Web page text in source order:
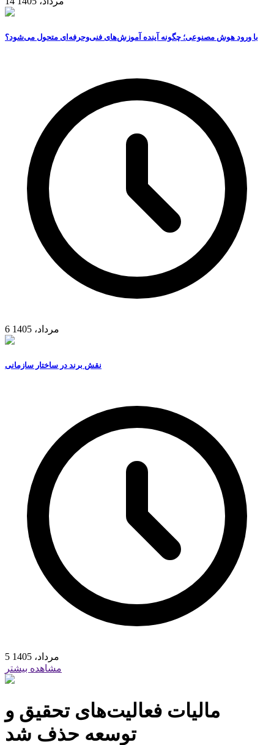
با ورود هوش مصنوعی؛ چگونه آینده آموزش‌های فنی‌وحرفه‌ای متحول می‌شود؟
6 مرداد، 1405
نقش برند در ساختار سازمانی
5 مرداد، 1405
مشاهده بیشتر
مالیات فعالیت‌های تحقیق و
توسعه حذف شد